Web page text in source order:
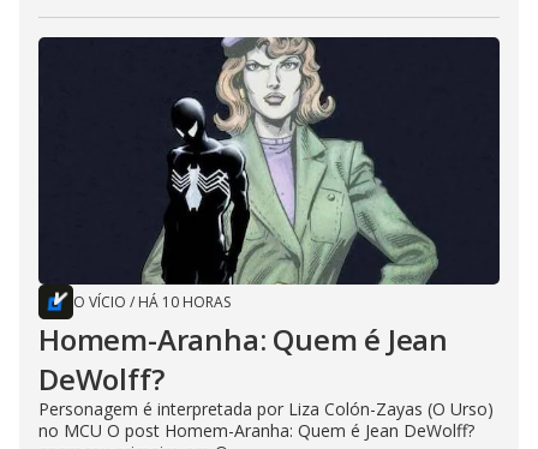
O VÍCIO / HÁ 10 HORAS
Homem-Aranha: Quem é Jean
DeWolff?
Personagem é interpretada por Liza Colón-Zayas (O Urso)
no MCU O post Homem-Aranha: Quem é Jean DeWolff?